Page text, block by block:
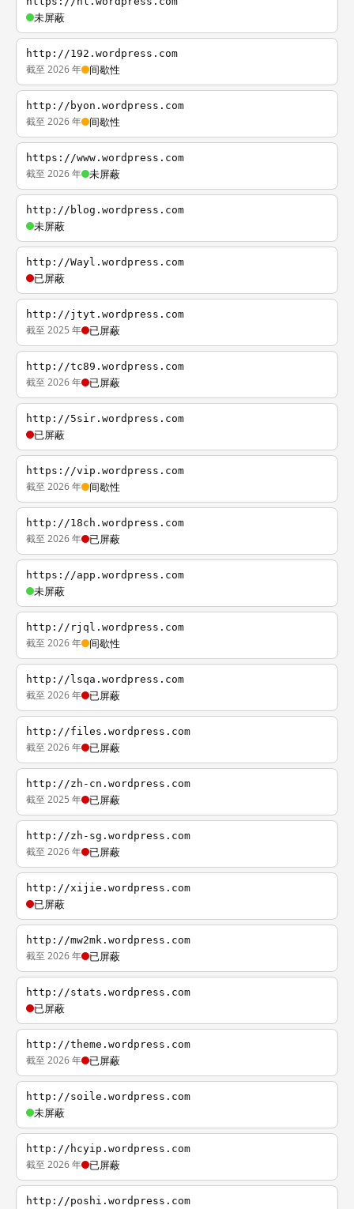
未屏蔽
http://192.wordpress.com
截至 2026 年 间歇性
http://byon.wordpress.com
截至 2026 年 间歇性
https://www.wordpress.com
截至 2026 年 未屏蔽
http://blog.wordpress.com
未屏蔽
http://Wayl.wordpress.com
已屏蔽
http://jtyt.wordpress.com
截至 2025 年 已屏蔽
http://tc89.wordpress.com
截至 2026 年 已屏蔽
http://5sir.wordpress.com
已屏蔽
https://vip.wordpress.com
截至 2026 年 间歇性
http://18ch.wordpress.com
截至 2026 年 已屏蔽
https://app.wordpress.com
未屏蔽
http://rjql.wordpress.com
截至 2026 年 间歇性
http://lsqa.wordpress.com
截至 2026 年 已屏蔽
http://files.wordpress.com
截至 2026 年 已屏蔽
http://zh-cn.wordpress.com
截至 2025 年 已屏蔽
http://zh-sg.wordpress.com
截至 2026 年 已屏蔽
http://xijie.wordpress.com
已屏蔽
http://mw2mk.wordpress.com
截至 2026 年 已屏蔽
http://stats.wordpress.com
已屏蔽
http://theme.wordpress.com
截至 2026 年 已屏蔽
http://soile.wordpress.com
未屏蔽
http://hcyip.wordpress.com
截至 2026 年 已屏蔽
http://poshi.wordpress.com